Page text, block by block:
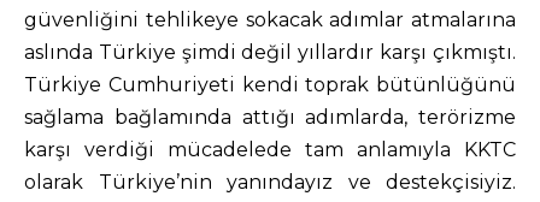
güvenliğini tehlikeye sokacak adımlar atmalarına
aslında Türkiye şimdi değil yıllardır karşı çıkmıştı.
Türkiye Cumhuriyeti kendi toprak bütünlüğünü
sağlama bağlamında attığı adımlarda, terörizme
karşı verdiği mücadelede tam anlamıyla KKTC
olarak Türkiye’nin yanındayız ve destekçisiyiz.